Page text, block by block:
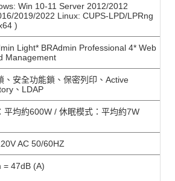
Win 10-11 Server 2012/2012
2019/2022 Linux: CUPS-LPD/LPRng
)
Light* BRAdmin Professional 4* Web
Management
、安全功能鎖、保密列印、Active
、LDAP
平均約600W / 休眠模式：平均約7W
AC 50/60HZ
= 47dB (A)